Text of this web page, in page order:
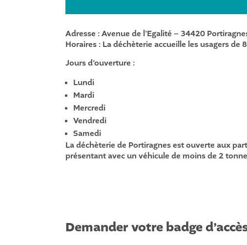
Adresse : Avenue de l’Egalité – 34420
Horaires : La déchèterie accueille les usagers
Jours d’ouverture :
Lundi
Mardi
Mercredi
Vendredi
Samedi
La déchèterie de Portiragnes est ouverte aux
présentant avec un véhicule de moins de 2
Demander votre badge